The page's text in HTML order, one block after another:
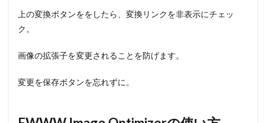
上の変換ボタンををしたら、変換リンクを非表示にチェッ
ク。
画像の拡張子を変更されることを防げます。
変更を保存ボタンを忘れずに。